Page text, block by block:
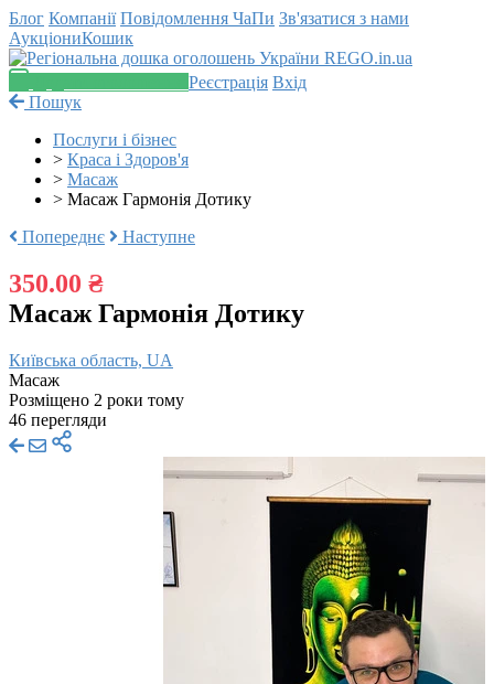
Блог Компанії Повідомлення ЧаПи Зв'язатися з нами
АукціониКошик
Реєстрація Вхід
Пошук
Послуги і бізнес
> Краса і Здоров'я
> Масаж
> Масаж Гармонія Дотику
Попереднє
Наступне
350.00 ₴
Масаж Гармонія Дотику
Київська область, UA
Масаж
Розміщено 2 роки тому
46 перегляди